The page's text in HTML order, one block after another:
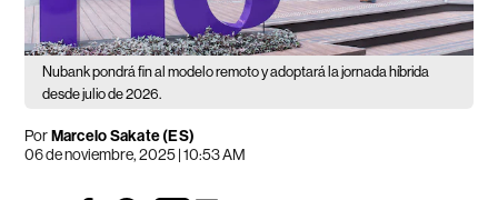
Nubank pondrá fin al modelo remoto y adoptará la jornada híbrida
desde julio de 2026.
PorMarcelo Sakate (ES)
06 de noviembre, 2025 | 10:53 AM